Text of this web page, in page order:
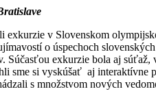
exkurzie v Slovenskom
o úspechoch
Súčasťou exkurzie bola aj
sme si vyskúšať aj
s množstvom nových